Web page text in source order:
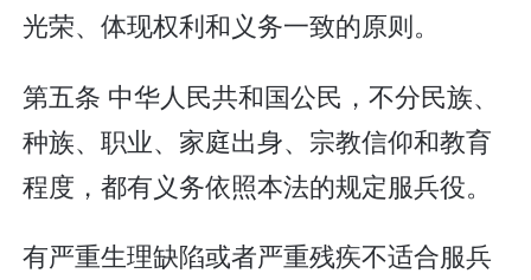
光荣、体现权利和义务一致的原则。
第五条 中华人民共和国公民，不分民族、
种族、职业、家庭出身、宗教信仰和教育
程度，都有义务依照本法的规定服兵役。
有严重生理缺陷或者严重残疾不适合服兵